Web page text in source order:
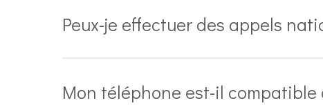
Peux-je effectuer des appels
Mon téléphone est-il compatible